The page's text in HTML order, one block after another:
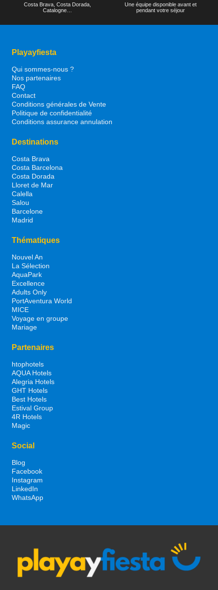
Costa Brava, Costa Dorada,
Catalogne…
Une équipe disponible avant et
pendant votre séjour
Playayfiesta
Qui sommes-nous ?
Nos partenaires
FAQ
Contact
Conditions générales de Vente
Politique de confidentialité
Conditions assurance annulation
Destinations
Costa Brava
Costa Barcelona
Costa Dorada
Lloret de Mar
Calella
Salou
Barcelone
Madrid
Thématiques
Nouvel An
La Sélection
AquaPark
Excellence
Adults Only
PortAventura World
MICE
Voyage en groupe
Mariage
Partenaires
htophotels
AQUA Hotels
Alegria Hotels
GHT Hotels
Best Hotels
Estival Group
4R Hotels
Magic
Social
Blog
Facebook
Instagram
LinkedIn
WhatsApp